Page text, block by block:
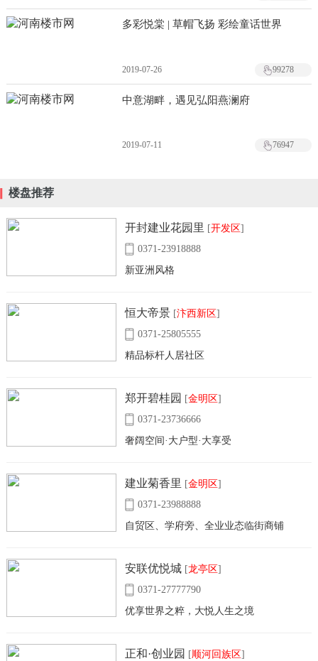
多彩悦棠 | 草帽飞扬 彩绘童话世界
2019-07-26 99278
中意湖畔，遇见弘阳燕澜府
2019-07-11 76947
楼盘推荐
开封建业花园里 [开发区]
0371-23918888
新亚洲风格
恒大帝景 [汴西新区]
0371-25805555
精品标杆人居社区
郑开碧桂园 [金明区]
0371-23736666
奢阔空间·大户型·大享受
建业菊香里 [金明区]
0371-23988888
自贸区、学府旁、全业业态临街商铺
安联优悦城 [龙亭区]
0371-27777790
优享世界之粹，大悦人生之境
正和·创业园 [顺河回族区]